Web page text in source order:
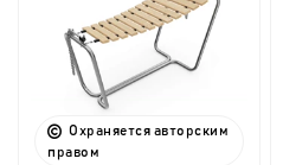
Охраняется авторским
правом